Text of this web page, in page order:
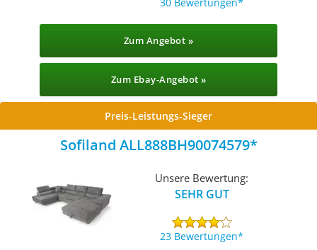
Zum Angebot »
Zum Ebay-Angebot »
Preis-Leistungs-Sieger
Sofiland ALL888BH90074579
Unsere Bewertung:
SEHR GUT
23 Bewertungen